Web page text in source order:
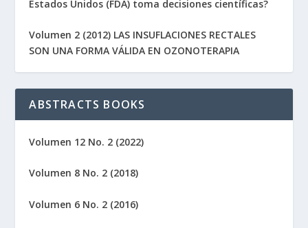
Estados Unidos (FDA) toma decisiones científicas?
Volumen 2 (2012) LAS INSUFLACIONES RECTALES
SON UNA FORMA VÁLIDA EN OZONOTERAPIA
ABSTRACTS BOOKS
Volumen 12 No. 2 (2022)
Volumen 8 No. 2 (2018)
Volumen 6 No. 2 (2016)